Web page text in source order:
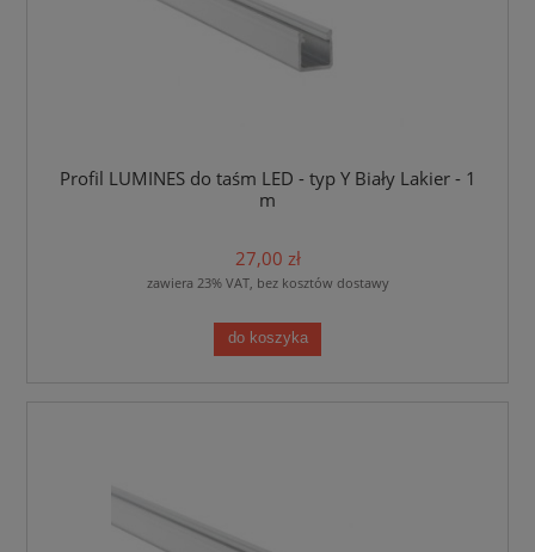
Profil LUMINES do taśm LED - typ Y Biały Lakier - 1
m
27,00 zł
zawiera 23% VAT, bez kosztów dostawy
do koszyka